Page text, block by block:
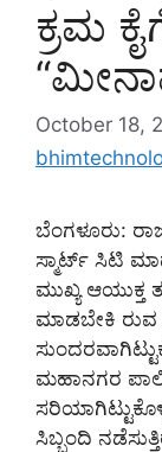
ಕ್ರಮ
October 18,
ಬೆಂಗಳೂರು:
ಸ್ಮಾರ್ಟ್ ಸಿಟಿ
ಮುಖ್ಯ ಆಯುಕ್ತ
ಮಾಡಬೇಕಿ ರುವ
ಮಹಾನಗರ
ಸಿಬ್ಬಂದಿ